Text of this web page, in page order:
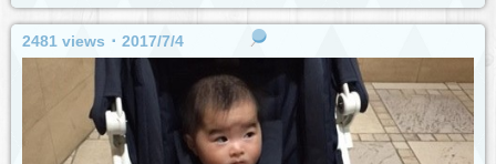
2481 views ･ 2017/7/4